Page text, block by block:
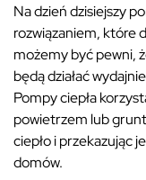
Na dzień dzisiejszy
rozwiązaniem, które
możemy być pewni,
będą działać
Pompy ciepła
powietrzem lub
ciepło i przekazując
domów.